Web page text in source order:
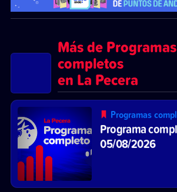
Más de Programas
completos
en La Pecera
Programas
Programa
05/08/2026